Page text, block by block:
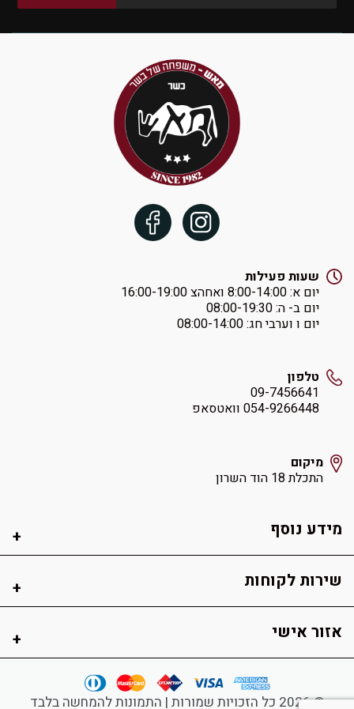
שעות פעילות
יום א: ‏8:00-14:00 ואחהצ 16:00-19:00
יום ב- ה: ‏08:00-19:30
יום ו וערבי חג: ‏08:00-14:00
טלפון
09-7456641
054-9266448 וואטסאפ
מיקום
התכלת 18 הוד השרון
מידע נוסף
שירות לקוחות
אזור אישי
© 2026 כל הזכויות שמורות | התמונות להמחשה בלבד